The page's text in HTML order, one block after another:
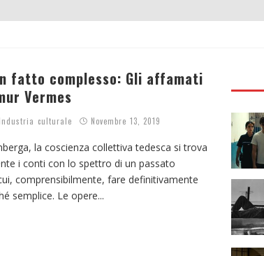
fatto complesso: Gli affamati
Vermes
Industria culturale Novembre 13, 2019
la coscienza collettiva tedesca si trova
i conti con lo spettro di un passato
comprensibilmente, fare definitivamente
semplice. Le opere...